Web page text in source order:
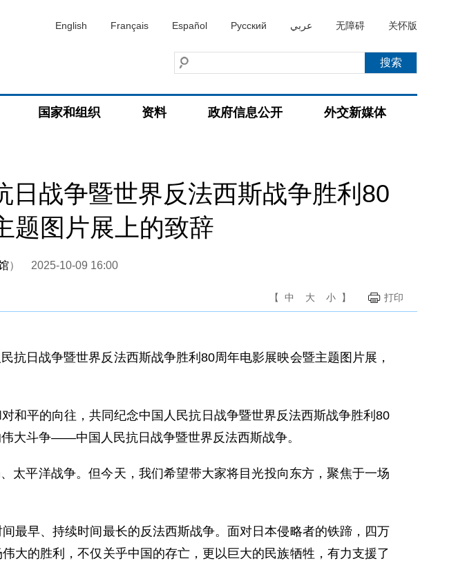
English Français Español Русский عربي 无障碍 关怀版
国家和组织 资料 政府信息公开 外交新媒体
战争暨世界反法西斯战争胜利80
题图片展上的致辞
） 2025-10-09 16:00
【 中 大 小 】 打印
抗日战争暨世界反法西斯战争胜利80周年电影展映会暨主题图片展，
和平的向往，共同纪念中国人民抗日战争暨世界反法西斯战争胜利80
大斗争——中国人民抗日战争暨世界反法西斯战争。
太平洋战争。但今天，我们希望带大家将目光投向东方，聚焦于一场
最早、持续时间最长的反法西斯战争。面对日本侵略者的铁蹄，四万
大的胜利，不仅关乎中国的存亡，更以巨大的民族牺牲，有力支援了